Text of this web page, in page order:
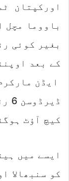
اورکپتان
باووما مچل
بغیر کوئی
کیچ آؤٹ
ایسے میں